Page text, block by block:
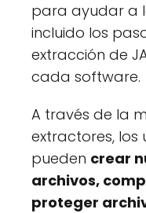
para ayudar a
incluido los
extracción de
cada software.
A través de la
extractores, los
pueden crear
archivos,
proteger